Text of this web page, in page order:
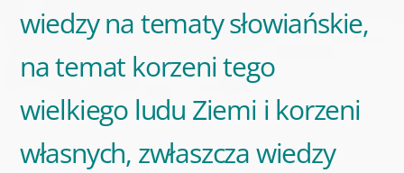
wiedzy na tematy słowiańskie,
na temat korzeni tego
wielkiego ludu Ziemi i korzeni
własnych, zwłaszcza wiedzy